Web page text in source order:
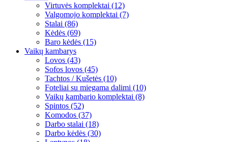
Virtuvės komplektai (12)
Valgomojo komplektai (7)
Stalai (86)
Kėdės (69)
Baro kėdės (15)
Vaikų kambarys
Lovos (43)
Sofos lovos (45)
Tachtos / Kušetės (10)
Foteliai su miegama dalimi (10)
Vaikų kambario komplektai (8)
Spintos (52)
Komodos (37)
Darbo stalai (18)
Darbo kėdės (30)